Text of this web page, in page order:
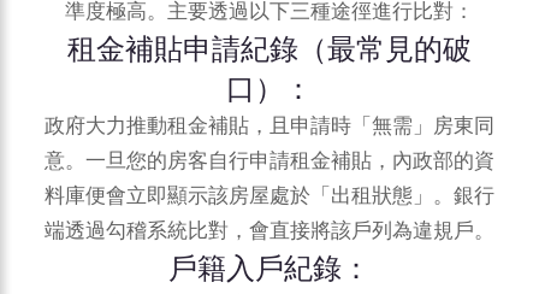
準度極高。主要透過以下三種途徑進行比對：
租金補貼申請紀錄（最常見的破
口）：
政府大力推動租金補貼，且申請時「無需」房東同
意。一旦您的房客自行申請租金補貼，內政部的資
料庫便會立即顯示該房屋處於「出租狀態」。銀行
端透過勾稽系統比對，會直接將該戶列為違規戶。
戶籍入戶紀錄：